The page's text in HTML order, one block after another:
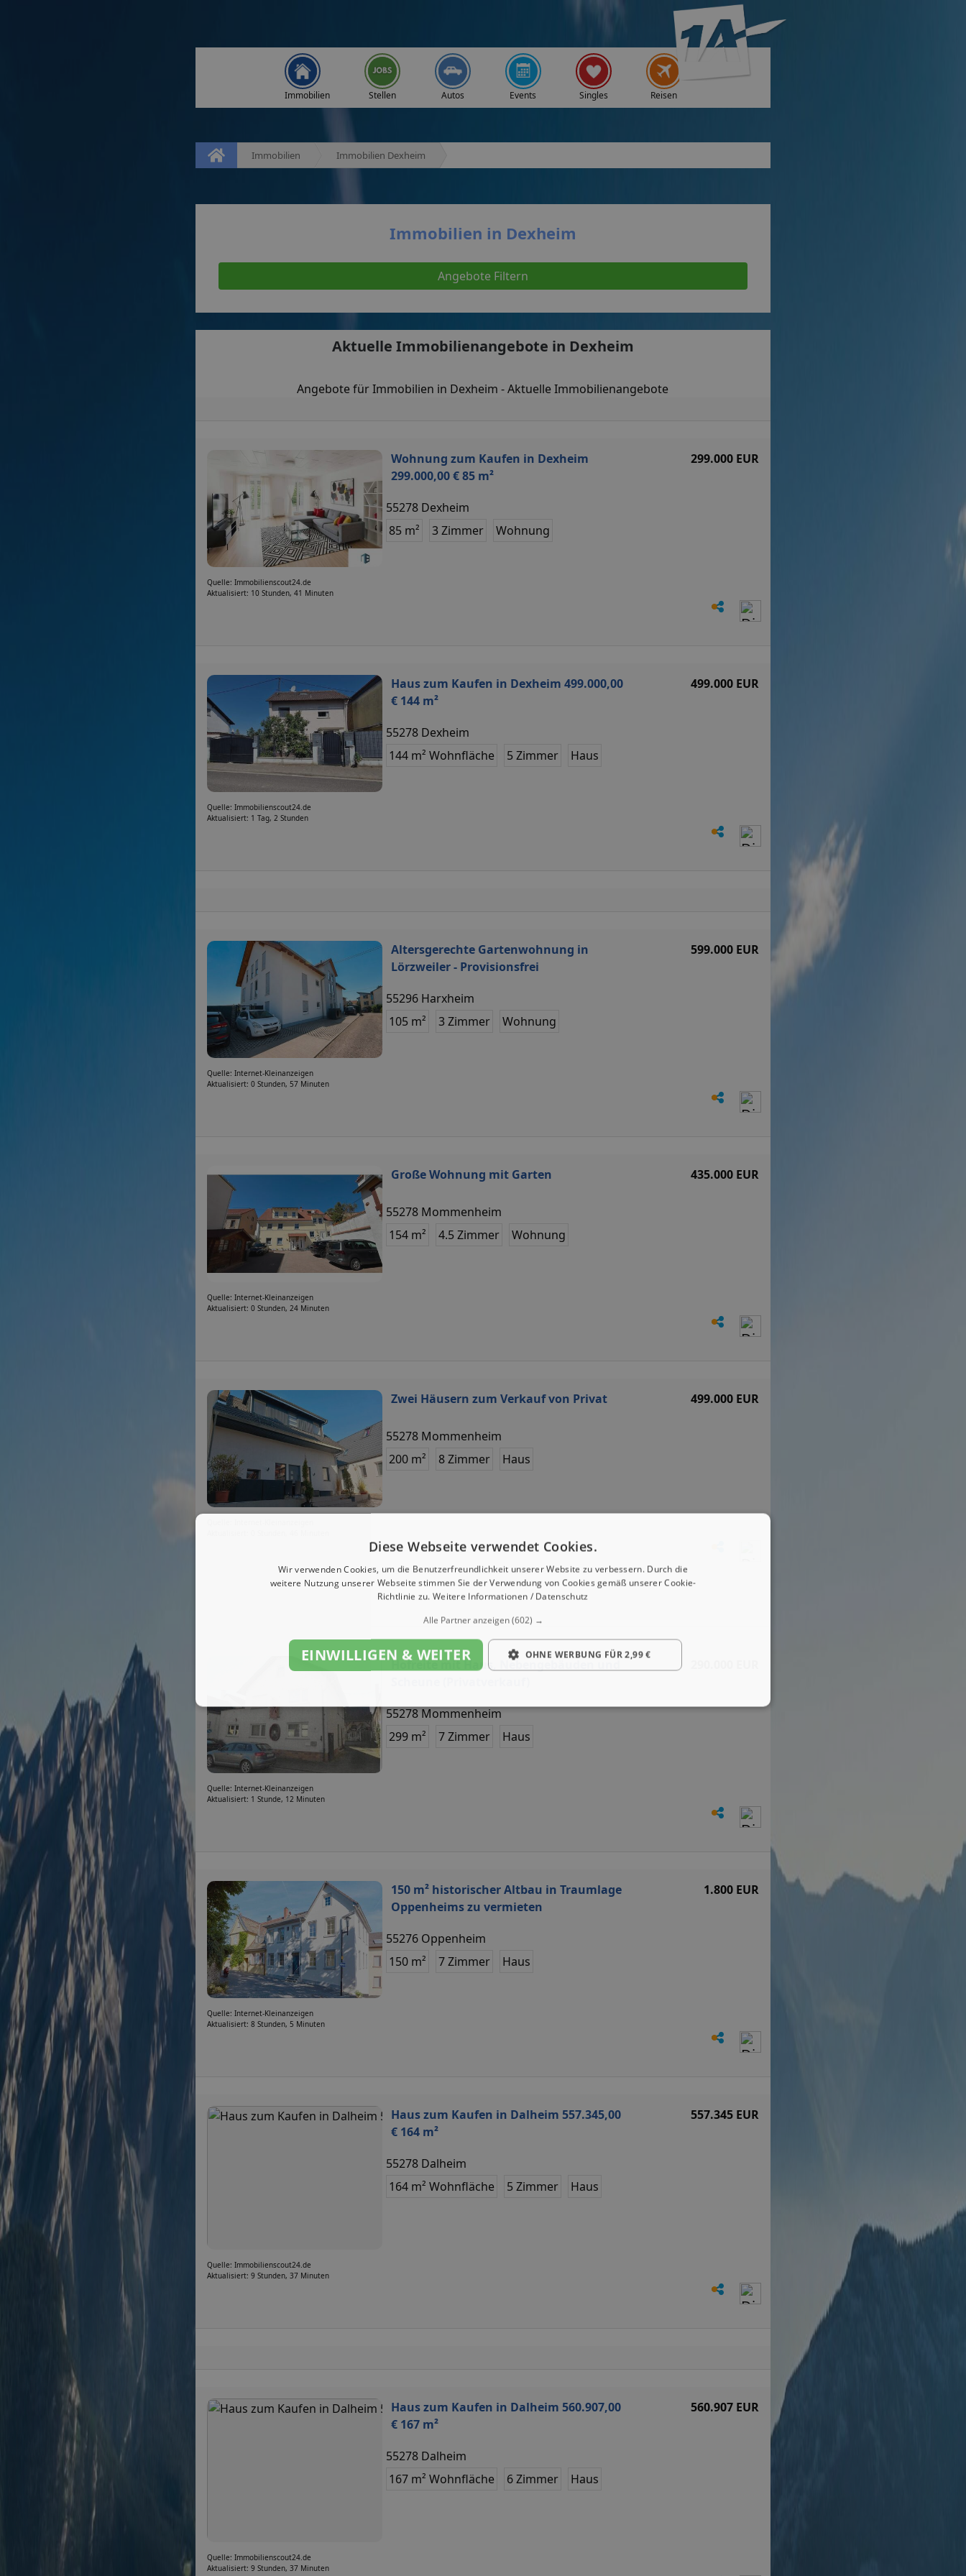
Immobilien Stellen Autos Events Singles Reisen
Immobilien Immobilien Dexheim
Immobilien in Dexheim
Angebote Filtern
Aktuelle Immobilienangebote in Dexheim
Angebote für Immobilien in Dexheim - Aktuelle Immobilienangebote
Wohnung zum Kaufen in Dexheim
299.000,00 € 85 m²
299.000 EUR
55278 Dexheim
85 m²
3 Zimmer Wohnung
Quelle: Immobilienscout24.de
Aktualisiert: 10 Stunden, 41 Minuten
Haus zum Kaufen in Dexheim 499.000,00
€ 144 m²
499.000 EUR
55278 Dexheim
144 m² Wohnfläche
5 Zimmer Haus
Quelle: Immobilienscout24.de
Aktualisiert: 1 Tag, 2 Stunden
Altersgerechte Gartenwohnung in
Lörzweiler - Provisionsfrei
599.000 EUR
55296 Harxheim
105 m²
3 Zimmer Wohnung
Quelle: Internet-Kleinanzeigen
Aktualisiert: 0 Stunden, 57 Minuten
Große Wohnung mit Garten 435.000 EUR
55278 Mommenheim
154 m²
4.5 Zimmer Wohnung
Quelle: Internet-Kleinanzeigen
Aktualisiert: 0 Stunden, 24 Minuten
Zwei Häusern zum Verkauf von Privat 499.000 EUR
55278 Mommenheim
200 m²
8 Zimmer Haus
Hofreite mit Haus, Nebengebäuden und
55278 Mommenheim
299 m²
7 Zimmer Haus
Quelle: Internet-Kleinanzeigen
Aktualisiert: 1 Stunde, 12 Minuten
150 m² historischer Altbau in Traumlage
Oppenheims zu vermieten
1.800 EUR
55276 Oppenheim
150 m²
7 Zimmer Haus
Quelle: Internet-Kleinanzeigen
Aktualisiert: 8 Stunden, 5 Minuten
Haus zum Kaufen in Dalheim 557.345,00
€ 164 m²
557.345 EUR
55278 Dalheim
164 m² Wohnfläche
5 Zimmer Haus
Quelle: Immobilienscout24.de
Aktualisiert: 9 Stunden, 37 Minuten
Haus zum Kaufen in Dalheim 560.907,00
€ 167 m²
560.907 EUR
55278 Dalheim
167 m² Wohnfläche
6 Zimmer Haus
Quelle: Immobilienscout24.de
Aktualisiert: 9 Stunden, 37 Minuten
Diese Webseite verwendet Cookies.
Wir verwenden Cookies, um die Benutzerfreundlichkeit unserer Website zu verbessern. Durch die
weitere Nutzung unserer Webseite stimmen Sie der Verwendung von Cookies gemäß unserer Cookie-
Richtlinie zu. Weitere Informationen / Datenschutz
Alle Partner anzeigen(602) →
EINWILLIGEN & WEITER OHNE WERBUNG FÜR 2,99 €